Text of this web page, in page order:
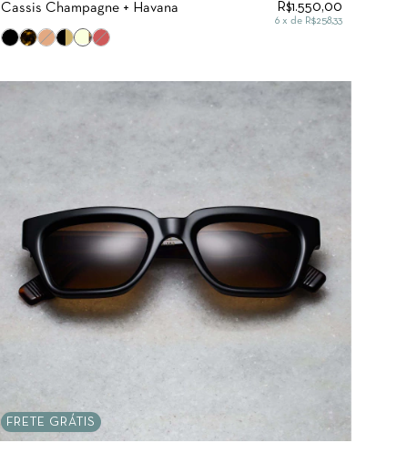
Cassis Champagne + Havana R$1.550,00
6 x de R$258,33
FRETE GRÁTIS